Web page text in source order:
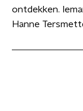
ontdekken.
Hanne